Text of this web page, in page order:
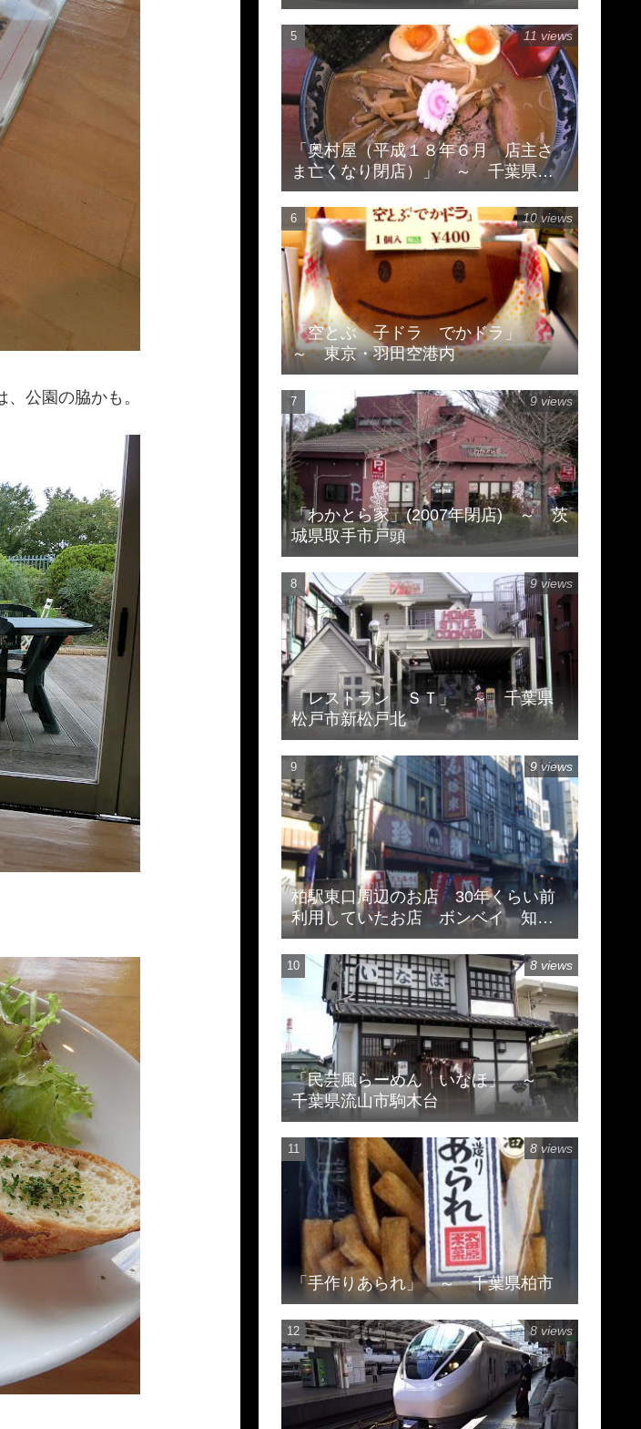
公園の脇かも。
「奥村屋（平成１８年６月 店主さ
ま亡くなり閉店）」 ～ 千葉県柏
市豊住
11 views
「空とぶ 子ドラ でかドラ」
～ 東京・羽田空港内
10 views
「わかとら家」(2007年閉店) ～ 茨
城県取手市戸頭
9 views
「レストラン ＳＴ」 ～ 千葉県
松戸市新松戸北
9 views
柏駅東口周辺のお店 30年くらい前
利用していたお店 ボンベイ 知味
斎 珍来
9 views
「民芸風らーめん いなほ」 ～
千葉県流山市駒木台
8 views
「手作りあられ」 ～ 千葉県柏市
8 views
8 views